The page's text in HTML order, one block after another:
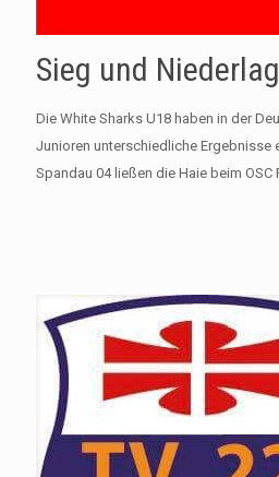
Sieg und
Die White Sharks U18 haben in der
Junioren unterschiedliche Ergebnisse
Spandau 04 ließen die Haie beim OSC